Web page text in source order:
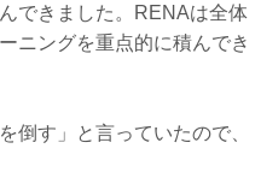
できました。RENAは全体
ニングを重点的に積んでき
倒す」と言っていたので、